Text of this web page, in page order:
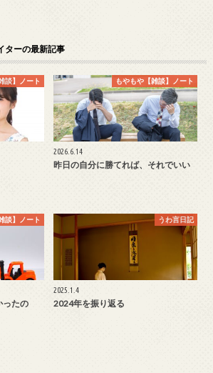
ターの最新記事
談】ノート もやもや【雑談】ノート
2026.6.14
昨日の自分に勝てれば、それでいい
談】ノート
ったの
うわ言日記
2025.1.4
2024年を振り返る